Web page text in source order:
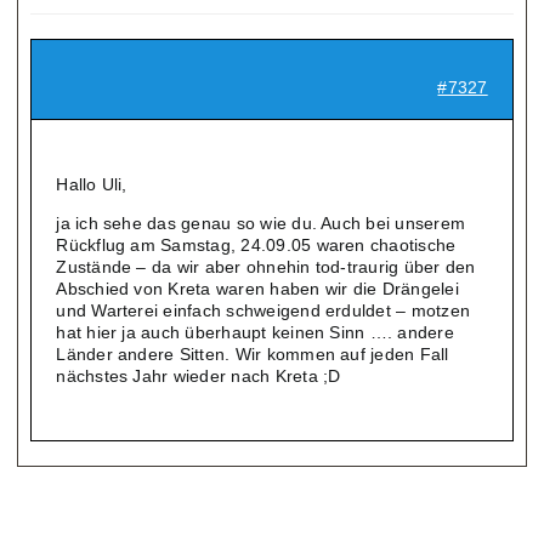
#7327
Hallo Uli,
ja ich sehe das genau so wie du. Auch bei unserem
Rückflug am Samstag, 24.09.05 waren chaotische
Zustände – da wir aber ohnehin tod-traurig über den
Abschied von Kreta waren haben wir die Drängelei
und Warterei einfach schweigend erduldet – motzen
hat hier ja auch überhaupt keinen Sinn …. andere
Länder andere Sitten. Wir kommen auf jeden Fall
nächstes Jahr wieder nach Kreta ;D